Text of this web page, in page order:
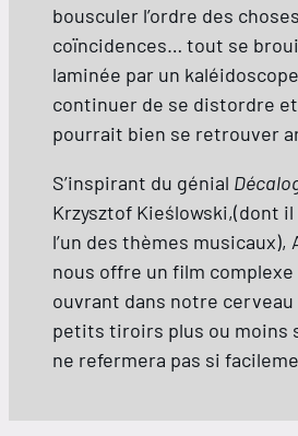
bousculer l’ordre des
coïncidences… tout se
laminée par un
continuer de se distordre et
pourrait bien se retrouver
S’inspirant du génial
Krzysztof Kieślowski,(dont
l’un des thèmes musicaux),
nous offre un film
ouvrant dans notre
petits tiroirs plus ou moins
ne refermera pas si